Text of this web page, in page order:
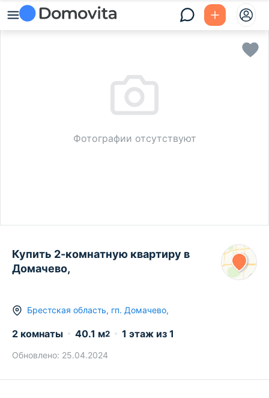
Фотографии отсутствуют
Купить 2-комнатную квартиру в
Домачево,
Брестская область, гп. Домачево,
2 комнаты 40.1 м2 1 этаж из 1
Обновлено: 25.04.2024